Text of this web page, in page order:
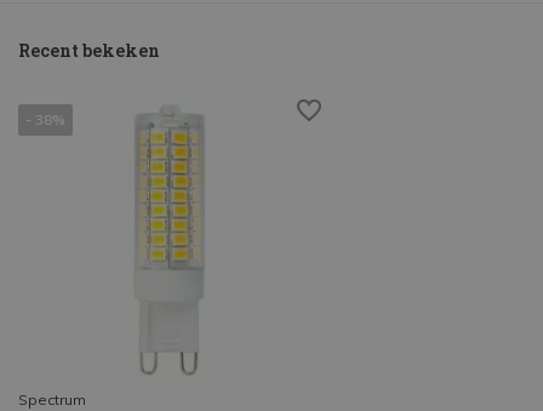
Recent bekeken
- 38%
Spectrum